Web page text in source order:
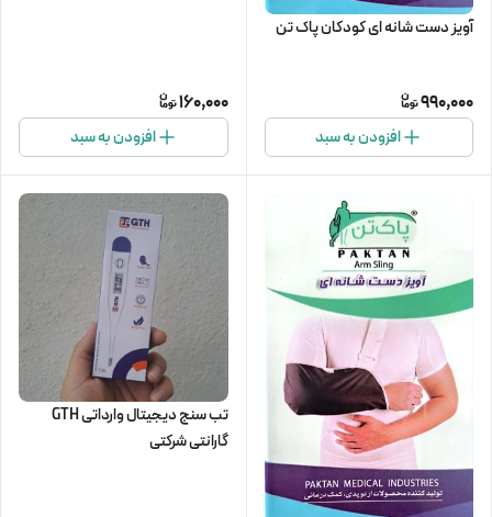
آویز دست شانه ای کودکان پاک تن
990,000
افزودن به سبد
160,000
افزودن به سبد
تب سنج دیجیتال وارداتی GTH
گارانتی شرکتی